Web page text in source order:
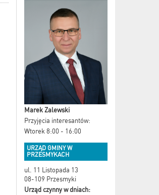
Marek Zalewski
Przyjęcia interesantów:
Wtorek 8:00 - 16:00
URZĄD GMINY W
PRZESMYKACH
ul. 11 Listopada 13
08-109 Przesmyki
Urząd czynny w dniach: